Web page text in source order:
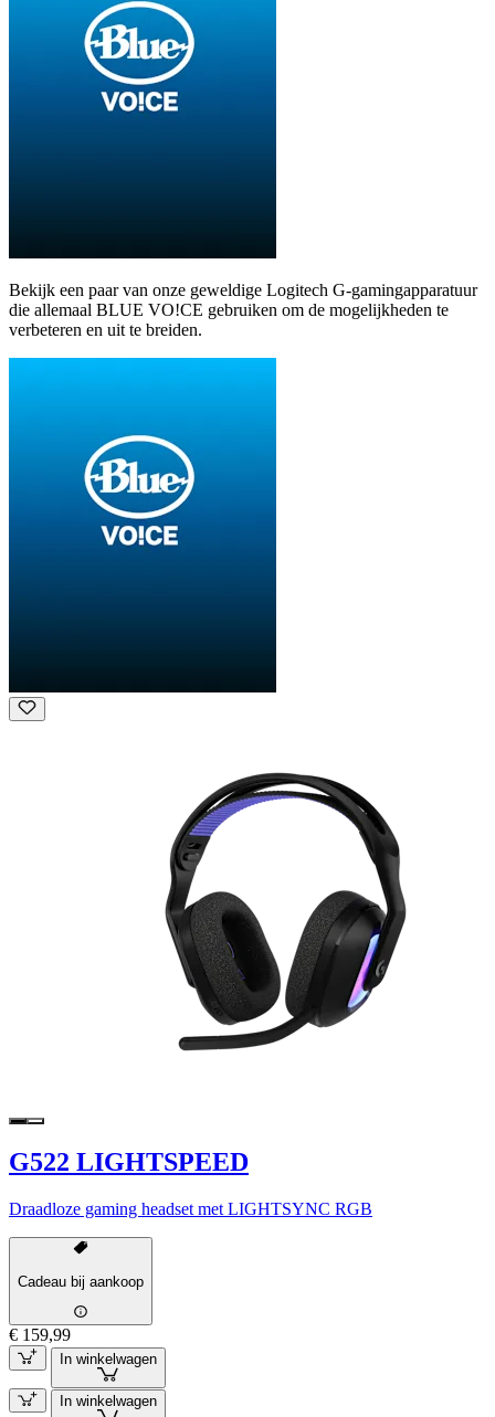
Bekijk een paar van onze geweldige Logitech G-gamingapparatuur
die allemaal BLUE VO!CE gebruiken om de mogelijkheden te
verbeteren en uit te breiden.
G522 LIGHTSPEED
Draadloze gaming headset met LIGHTSYNC RGB
Cadeau bij aankoop
€ 159,99
In winkelwagen
In winkelwagen